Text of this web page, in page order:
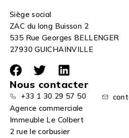
Siège social
ZAC du long Buisson 2
535 Rue Georges BELLENGER
27930 GUICHAINVILLE
Nous contacter
+33 1 30 29 57 50
Agence commerciale
Immeuble Le Colbert
2 rue le corbusier